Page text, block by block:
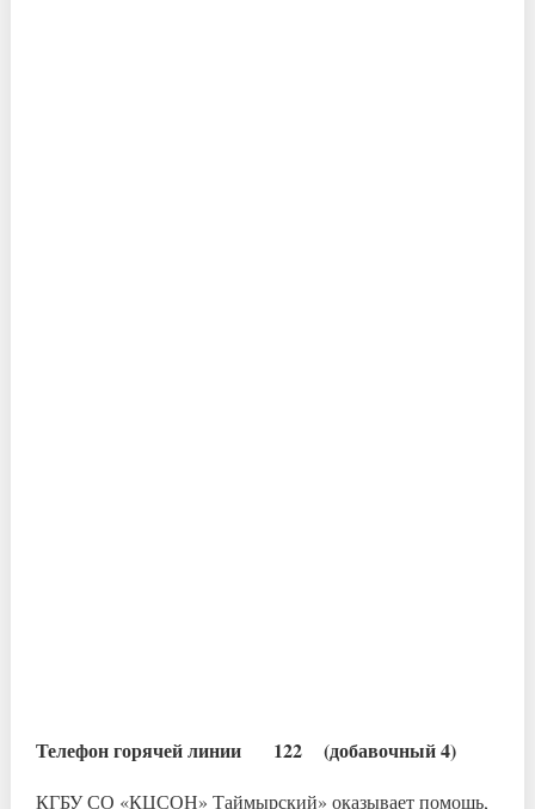
Телефон горячей линии 122 (добавочный 4)
КГБУ СО «КЦСОН» Таймырский» оказывает помощь,